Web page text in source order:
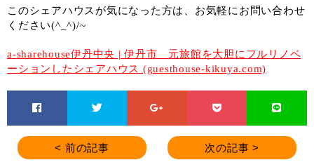
このシェアハウスが気になった方は、お気軽にお問い合わせ
ください(^_^)/~
a-sharehouse伊丹中央 | 伊丹市 元旅館を大胆にフルリノベ
ーションしたシェアハウス (guesthouse-kikuya.com)
< 前の記事 次の記事 >